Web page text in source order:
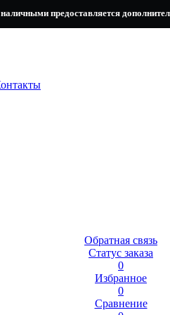
предоставляется
Обратная связь
Статус заказа
0
Избранное
0
Сравнение